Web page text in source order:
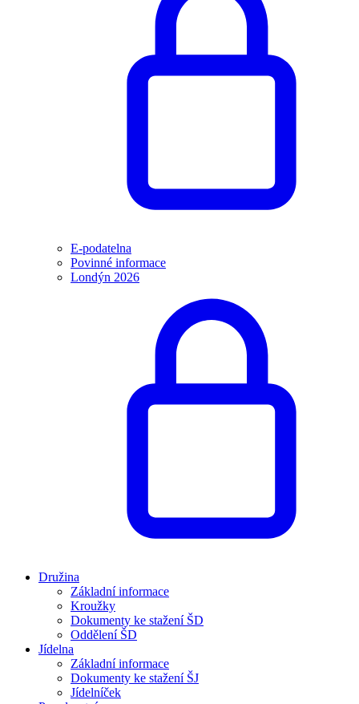
E-podatelna
Povinné informace
Londýn 2026
Družina
Základní informace
Kroužky
Dokumenty ke stažení ŠD
Oddělení ŠD
Jídelna
Základní informace
Dokumenty ke stažení ŠJ
Jídelníček